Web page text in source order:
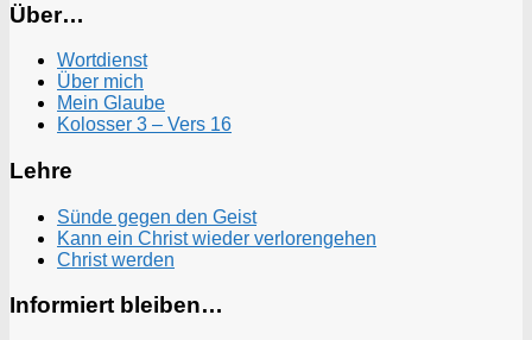
Über…
Wortdienst
Über mich
Mein Glaube
Kolosser 3 – Vers 16
Lehre
Sünde gegen den Geist
Kann ein Christ wieder verlorengehen
Christ werden
Informiert bleiben…